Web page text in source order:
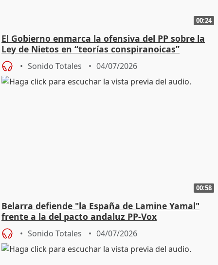
00:24
El Gobierno enmarca la ofensiva del PP sobre la
Ley de Nietos en “teorías conspiranoicas”
Sonido Totales 04/07/2026
00:58
Belarra defiende "la España de Lamine Yamal"
frente a la del pacto andaluz PP-Vox
Sonido Totales 04/07/2026